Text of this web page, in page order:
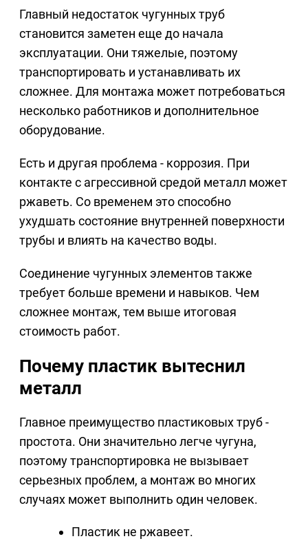
Главный недостаток чугунных труб
становится заметен еще до начала
эксплуатации. Они тяжелые, поэтому
транспортировать и устанавливать их
сложнее. Для монтажа может потребоваться
несколько работников и дополнительное
оборудование.
Есть и другая проблема - коррозия. При
контакте с агрессивной средой металл может
ржаветь. Со временем это способно
ухудшать состояние внутренней поверхности
трубы и влиять на качество воды.
Соединение чугунных элементов также
требует больше времени и навыков. Чем
сложнее монтаж, тем выше итоговая
стоимость работ.
Почему пластик вытеснил
металл
Главное преимущество пластиковых труб -
простота. Они значительно легче чугуна,
поэтому транспортировка не вызывает
серьезных проблем, а монтаж во многих
случаях может выполнить один человек.
Пластик не ржавеет.